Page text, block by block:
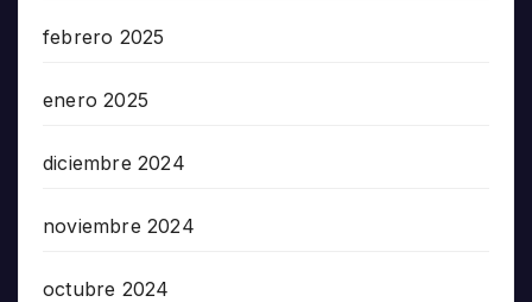
febrero 2025
enero 2025
diciembre 2024
noviembre 2024
octubre 2024